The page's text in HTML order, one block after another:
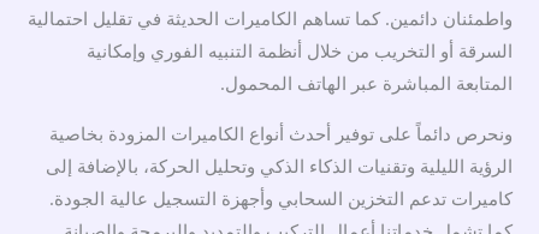
واطمئنان دائمين. كما تساهم الكاميرات الحديثة في تقليل احتمالية
السرقة أو التخريب من خلال أنظمة التنبيه الفوري وإمكانية
المتابعة المباشرة عبر الهاتف المحمول.
ونحرص دائماً على توفير أحدث أنواع الكاميرات المزودة بخاصية
الرؤية الليلية وتقنيات الذكاء الذكي وتحليل الحركة، بالإضافة إلى
كاميرات تدعم التخزين السحابي وأجهزة التسجيل عالية الجودة.